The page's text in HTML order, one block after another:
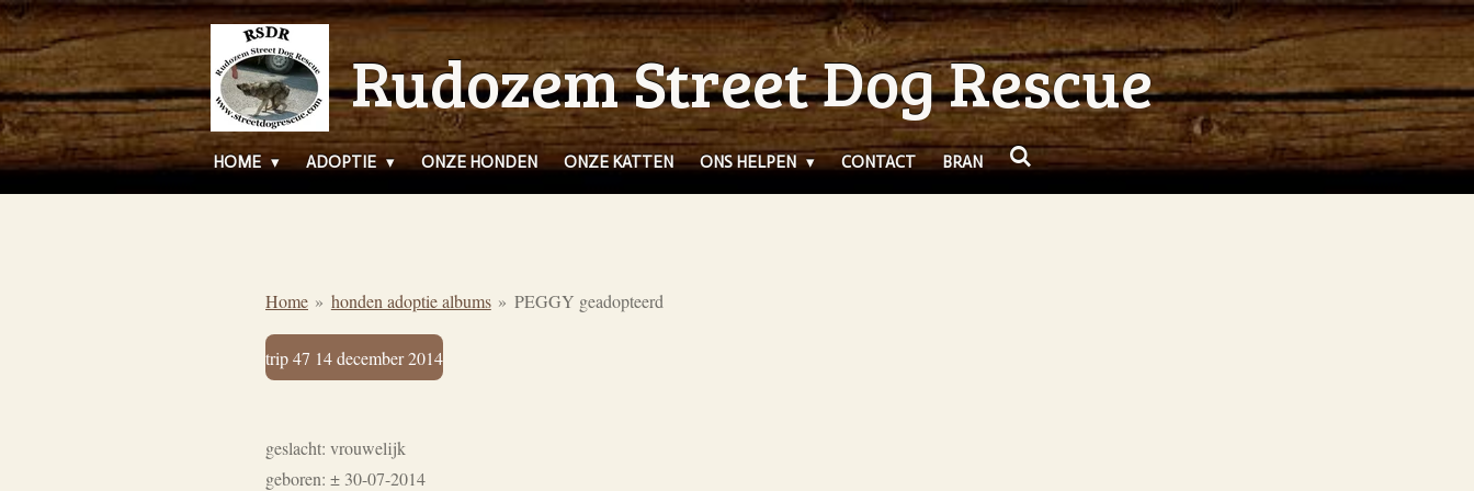
Ga
direct
naar
de
hoofdinhoud
Rudozem Street Dog Rescue
HOME ADOPTIE ONZE HONDEN ONZE KATTEN ONS HELPEN CONTACT BRAN
Home » honden adoptie albums » PEGGY geadopteerd
trip 47 14 december 2014
geslacht: vrouwelijk
geboren: ± 30-07-2014